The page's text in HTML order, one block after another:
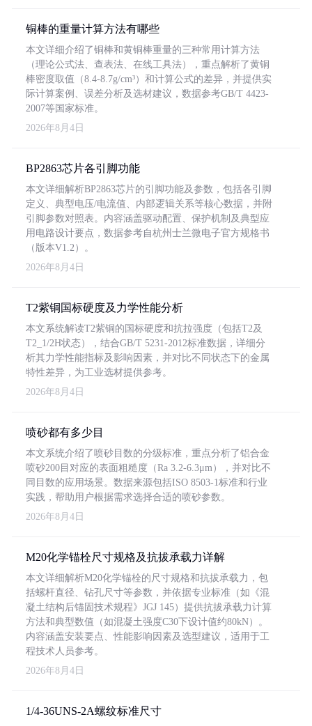
铜棒的重量计算方法有哪些
本文详细介绍了铜棒和黄铜棒重量的三种常用计算方法
（理论公式法、查表法、在线工具法），重点解析了黄铜
棒密度取值（8.4-8.7g/cm³）和计算公式的差异，并提供实
际计算案例、误差分析及选材建议，数据参考GB/T 4423-
2007等国家标准。
2026年8月4日
BP2863芯片各引脚功能
本文详细解析BP2863芯片的引脚功能及参数，包括各引脚
定义、典型电压/电流值、内部逻辑关系等核心数据，并附
引脚参数对照表。内容涵盖驱动配置、保护机制及典型应
用电路设计要点，数据参考自杭州士兰微电子官方规格书
（版本V1.2）。
2026年8月4日
T2紫铜国标硬度及力学性能分析
本文系统解读T2紫铜的国标硬度和抗拉强度（包括T2及
T2_1/2H状态），结合GB/T 5231-2012标准数据，详细分
析其力学性能指标及影响因素，并对比不同状态下的金属
特性差异，为工业选材提供参考。
2026年8月4日
喷砂都有多少目
本文系统介绍了喷砂目数的分级标准，重点分析了铝合金
喷砂200目对应的表面粗糙度（Ra 3.2-6.3μm），并对比不
同目数的应用场景。数据来源包括ISO 8503-1标准和行业
实践，帮助用户根据需求选择合适的喷砂参数。
2026年8月4日
M20化学锚栓尺寸规格及抗拔承载力详解
本文详细解析M20化学锚栓的尺寸规格和抗拔承载力，包
括螺杆直径、钻孔尺寸等参数，并依据专业标准（如《混
凝土结构后锚固技术规程》JGJ 145）提供抗拔承载力计算
方法和典型数值（如混凝土强度C30下设计值约80kN）。
内容涵盖安装要点、性能影响因素及选型建议，适用于工
程技术人员参考。
2026年8月4日
1/4-36UNS-2A螺纹标准尺寸